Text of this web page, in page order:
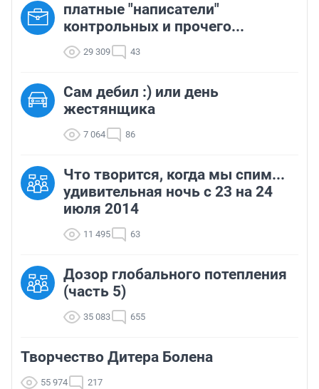
платные "написатели"
контрольных и прочего...
29 309 43
Сам дебил :) или день
жестянщика
7 064 86
Что творится, когда мы спим...
удивительная ночь с 23 на 24
июля 2014
11 495 63
Дозор глобального потепления
(часть 5)
35 083 655
Творчество Дитера Болена
55 974 217